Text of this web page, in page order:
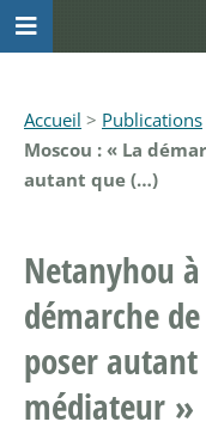
Accueil > Publications
Moscou : « La
autant que (…)
Netanyhou
démarche
poser
médiateur »